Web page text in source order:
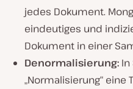
jedes Dokument.
eindeutiges und
Dokument in einer
Denormalisierung: In
„Normalisierung“ eine